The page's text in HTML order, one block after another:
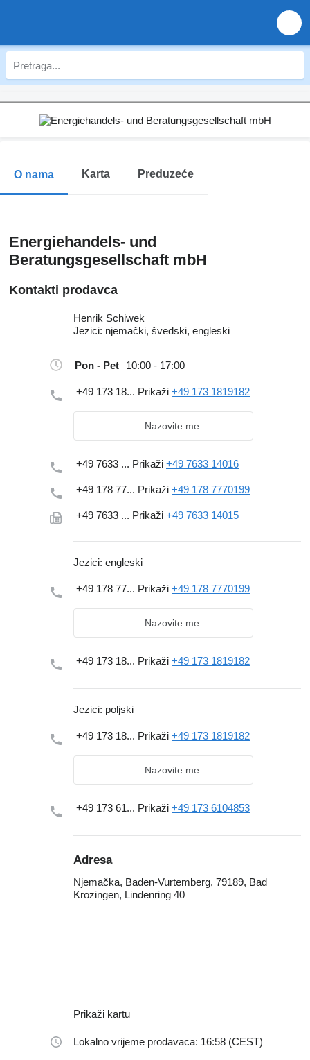
O nama Karta Preduzeće
Energiehandels- und
Beratungsgesellschaft mbH
Kontakti prodavca
Henrik Schiwek
Jezici: njemački, švedski, engleski
Pon - Pet 10:00 - 17:00
+49 173 18... Prikaži +49 173 1819182
Nazovite me
+49 7633 ... Prikaži +49 7633 14016
+49 178 77... Prikaži +49 178 7770199
+49 7633 ... Prikaži +49 7633 14015
Jezici: engleski
+49 178 77... Prikaži +49 178 7770199
Nazovite me
+49 173 18... Prikaži +49 173 1819182
Jezici: poljski
+49 173 18... Prikaži +49 173 1819182
Nazovite me
+49 173 61... Prikaži +49 173 6104853
Adresa
Njemačka, Baden-Vurtemberg, 79189, Bad
Krozingen, Lindenring 40
Prikaži kartu
Lokalno vrijeme prodavaca: 16:58 (CEST)